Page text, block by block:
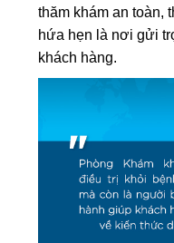
thăm khám an toàn,
hứa hẹn là nơi gửi
khách hàng.